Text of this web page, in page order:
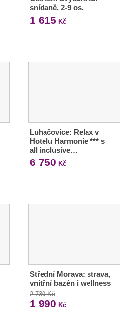
snídaně, 2-9 os.
1 615 Kč
Luhačovice: Relax v
Hotelu Harmonie *** s
all inclusive…
6 750 Kč
Střední Morava: strava,
vnitřní bazén i wellness
2 730 Kč
1 990 Kč